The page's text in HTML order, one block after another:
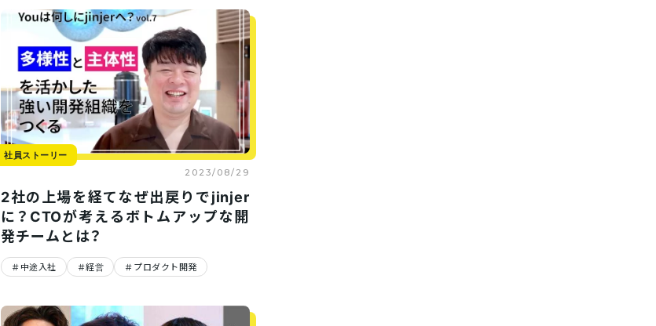
社員ストーリー
2023/08/29
2社の上場を経てなぜ出戻りでjinjer
に？CTOが考えるボトムアップな開
発チームとは？
中途入社 経営 プロダクト開発